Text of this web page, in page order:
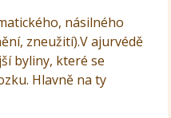
násilného
zneužití).V ajurvédě
byliny, které se
Hlavně na ty